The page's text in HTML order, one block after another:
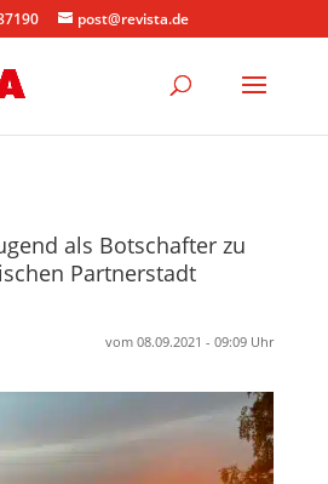
post@revista.de
als Botschafter zu
Partnerstadt
vom 08.09.2021 - 09:09 Uhr